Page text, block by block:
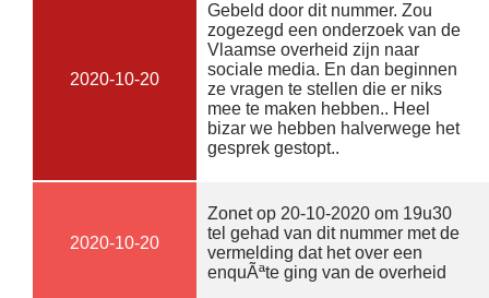
2020-10-20
Gebeld door dit nummer. Zou
zogezegd een onderzoek van de
Vlaamse overheid zijn naar
sociale media. En dan beginnen
ze vragen te stellen die er niks
mee te maken hebben.. Heel
bizar we hebben halverwege het
gesprek gestopt..
2020-10-20
Zonet op 20-10-2020 om 19u30
tel gehad van dit nummer met de
vermelding dat het over een
enquÃªte ging van de overheid